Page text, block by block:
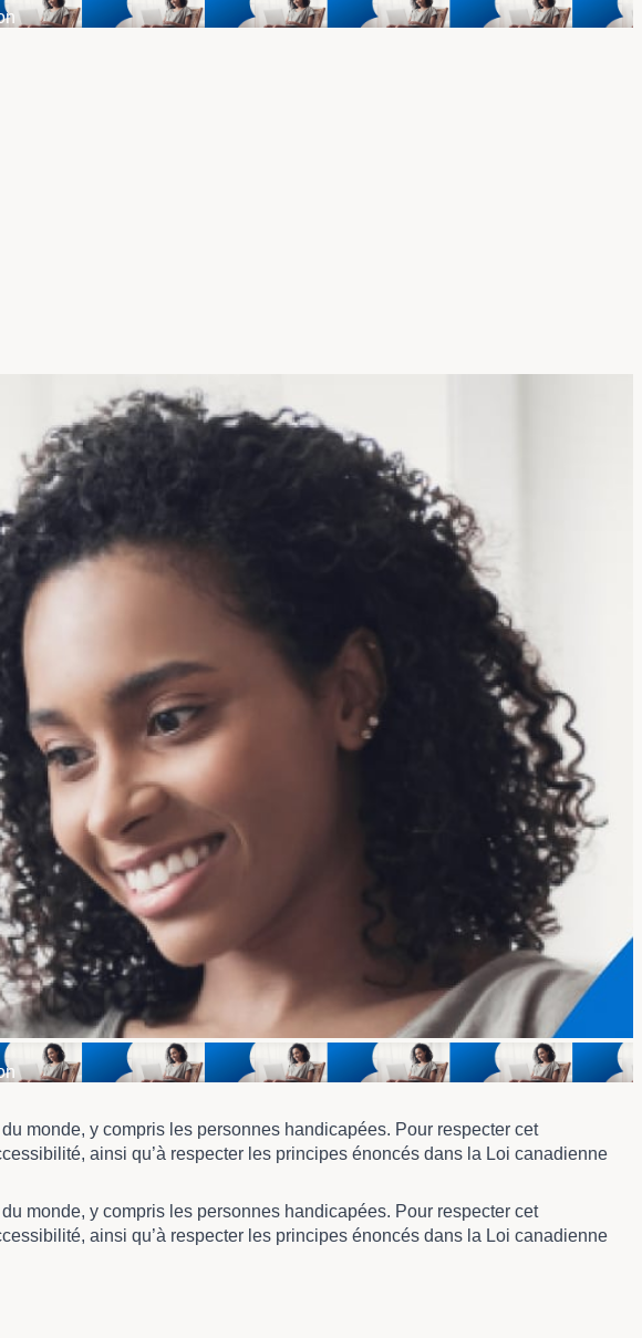
monde, y compris les personnes handicapées. Pour respecter cet
ainsi qu’à respecter les principes énoncés dans la Loi canadienne
monde, y compris les personnes handicapées. Pour respecter cet
ainsi qu’à respecter les principes énoncés dans la Loi canadienne